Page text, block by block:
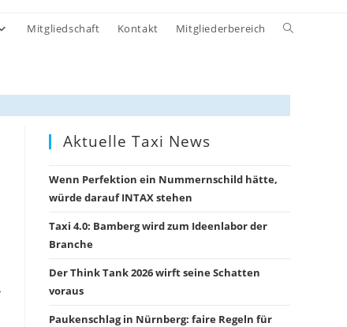
Mitgliedschaft Kontakt Mitgliederbereich
Website-
Aktuelle Taxi News
Wenn Perfektion ein Nummernschild hätte,
würde darauf INTAX stehen
Taxi 4.0: Bamberg wird zum Ideenlabor der
Branche
Der Think Tank 2026 wirft seine Schatten
voraus
Paukenschlag in Nürnberg: faire Regeln für